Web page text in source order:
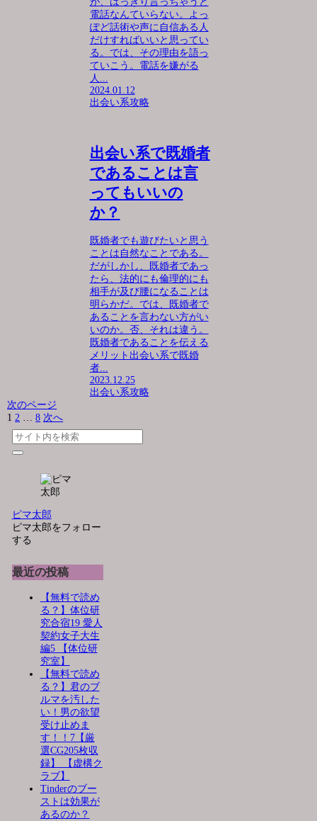
電話なんていらない。よっ
ぽど話術や声に自信ある人
だけすればいいと思ってい
る。では、その理由を語っ
ていこう。電話を嫌がる
人...
2024.01.12
出会い系攻略
出会い系で既婚者
であることは言
ってもいいの
か？
既婚者でも遊びたいと思う
ことは自然なことである。
だがしかし、既婚者であっ
たら、法的にも倫理的にも
相手が及び腰になることは
明らかだ。では、既婚者で
あることを言わない方がい
いのか。否、それは違う。
既婚者であることを伝える
メリット出会い系で既婚
者...
2023.12.25
出会い系攻略
次のページ
1 2 … 8 次へ
ピマ太郎
ピマ太郎をフォロー
する
最近の投稿
【無料で読め
る？】体位研
究合宿19 愛人
契約女子大生
編5 【体位研
究室】
【無料で読め
る？】君のブ
ルマを汚した
い！男の欲望
受け止めま
す！！7【厳
選CG205枚収
録】 【虚構ク
ラブ】
Tinderのブー
ストは効果が
あるのか？